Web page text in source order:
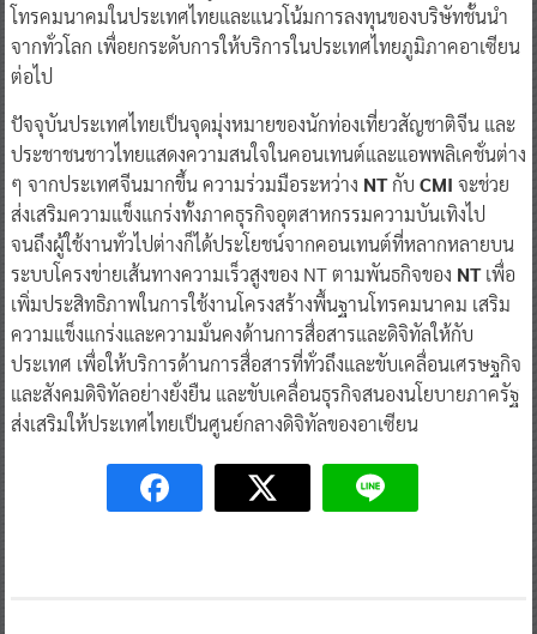
โทรคมนาคมในประเทศไทยและแนวโน้มการลงทุนของบริษัทชั้นนำ
จากทั่วโลก เพื่อยกระดับการให้บริการในประเทศไทยภูมิภาคอาเซียน
ต่อไป
ปัจจุบันประเทศไทยเป็นจุดมุ่งหมายของนักท่องเที่ยวสัญชาติจีน และ
ประชาชนชาวไทยแสดงความสนใจในคอนเทนต์และแอพพลิเคชั่นต่าง
ๆ จากประเทศจีนมากขึ้น ความร่วมมือระหว่าง NTกับ CMI จะช่วย
ส่งเสริมความแข็งแกร่งทั้งภาคธุรกิจอุตสาหกรรมความบันเทิงไป
จนถึงผู้ใช้งานทั่วไปต่างก็ได้ประโยชน์จากคอนเทนต์ที่หลากหลายบน
ระบบโครงข่ายเส้นทางความเร็วสูงของ NT ตามพันธกิจของ NTเพื่อ
เพิ่มประสิทธิภาพในการใช้งานโครงสร้างพื้นฐานโทรคมนาคม เสริม
ความแข็งแกร่งและความมั่นคงด้านการสื่อสารและดิจิทัลให้กับ
ประเทศ เพื่อให้บริการด้านการสื่อสารที่ทั่วถึงและขับเคลื่อนเศรษฐกิจ
และสังคมดิจิทัลอย่างยั่งยืน และขับเคลื่อนธุรกิจสนองนโยบายภาครัฐ
ส่งเสริมให้ประเทศไทยเป็นศูนย์กลางดิจิทัลของอาเซียน